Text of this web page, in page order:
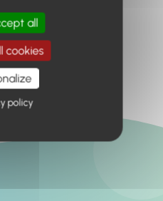
l'accueil
all
cookies
policy